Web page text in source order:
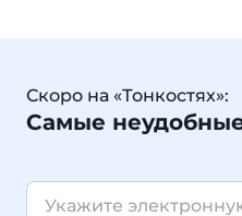
Скоро на «Тонкостях»:
Самые